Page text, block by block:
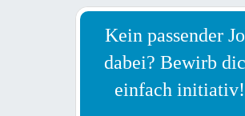
Kein passender
dabei? Bewirb
einfach initiativ!